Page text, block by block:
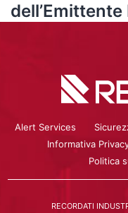
Alert Services
Informativa
Politica
RECORDATI